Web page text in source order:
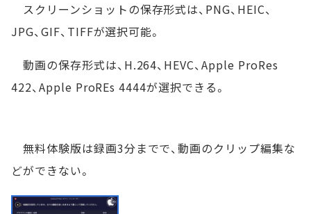
スクリーンショットの保存形式は、PNG、HEIC、
JPG、GIF、TIFFが選択可能。
動画の保存形式は、H.264、HEVC、Apple ProRes
422、Apple ProREs 4444が選択できる。
無料体験版は録画3分までで、動画のクリップ編集な
どができない。